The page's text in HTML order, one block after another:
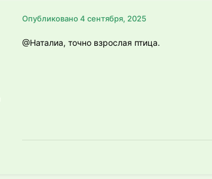
Опубликовано4 сентября, 2025
@Наталиа, точно взрослая птица.